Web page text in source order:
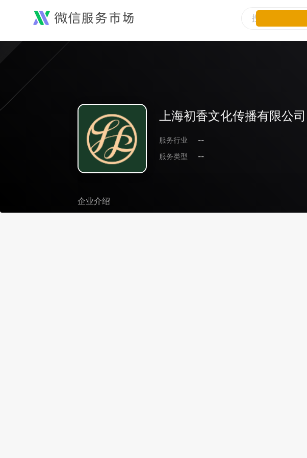
上海初香文化传播有限公司
服务行业
--
服务类型
--
企业介绍